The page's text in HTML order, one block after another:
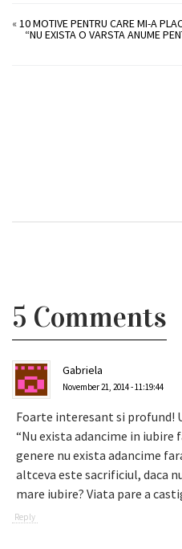
«10 MOTIVE PENTRU CARE MI-A
“NU EXISTA O VARSTA ANUME
5 Comments
Gabriela
November 21, 2014 - 11:19:44
Foarte interesant si profund!
“Nu exista adancime in iubire
genere nu exista adancime
altceva este sacrificiul, daca
mare iubire? Viata pare a
Reply